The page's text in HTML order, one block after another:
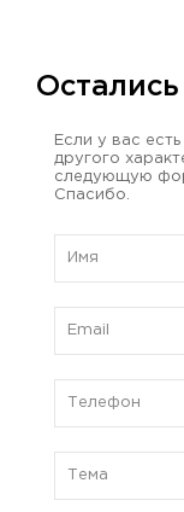
Если у вас
другого
следующую
Спасибо.